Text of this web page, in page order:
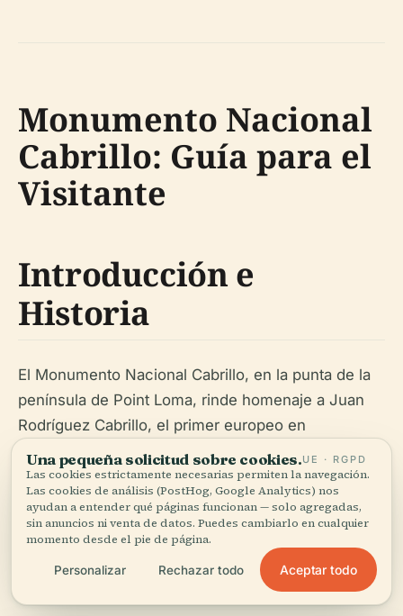
Monumento Nacional
Cabrillo: Guía para el
Visitante
Introducción e
Historia
El Monumento Nacional Cabrillo, en la punta de la
península de Point Loma, rinde homenaje a Juan
Rodríguez Cabrillo, el primer europeo en
desembarcar en la costa oeste de EE. UU. en 1542.
Establecido en 1913, ofrece vistas panorámicas al
océano, exposiciones culturales y sitios militares
conservados de la Segunda Guerra Mundial
página del Servicio de Parques Nacionales de
Cabrillo).
Una pequeña solicitud sobre cookies.UE · RGPD
Las cookies estrictamente necesarias permiten la navegación.
Las cookies de análisis (PostHog, Google Analytics) nos
ayudan a entender qué páginas funcionan — solo agregadas,
sin anuncios ni venta de datos. Puedes cambiarlo en cualquier
momento desde el pie de página.
Personalizar Rechazar todo Aceptar todo